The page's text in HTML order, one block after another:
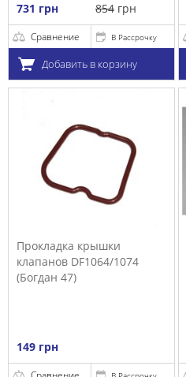
731 грн 854грн
Сравнение В Рассрочку
Добавить в корзину
Прокладка крышки
клапанов DF1064/1074
(Богдан 47)
149 грн